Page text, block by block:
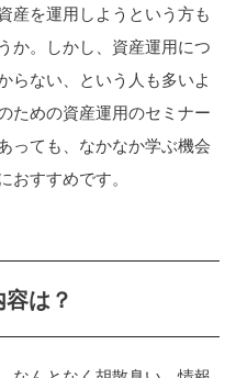
産を運用しようという方も
か。しかし、資産運用につ
らない、という人も多いよ
ための資産運用のセミナー
っても、なかなか学ぶ機会
すすめです。
は？